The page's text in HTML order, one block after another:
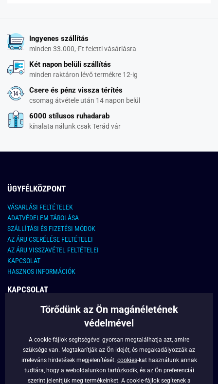
Ingyenes szállítás
minden 33.000,-Ft feletti vásárlásra
Két napon belüli szállítás
minden raktáron lévő termékre 12-ig
Csere és pénz vissza térítés
csomag átvétele után 14 napon belül
6000 stílusos ruhadarab
kínalata nálunk csak Terád vár
ÜGYFÉLKÖZPONT
VÁSARLÁSI FELTÉTELEK
ADATVÉDELEM TÁROLÁSA
SZÁLLÍTÁSI ÉS FIZETÉSI MÓDOK
AZ ÁRU CSERÉLÉSE FELTÉTELEI
AZ ÁRU VISSZAVÉTEL FELTÉTELEI
KAPCSOLAT
HASZNOS INFORMÁCIÓK
KAPCSOLAT
E-MAIL CÍM:
FONTOS INFORMÁCIÓK
RÓLUNK
BLOG
Törődünk az Ön magánéletének
védelmével
A cookie-fájlok segítségével gyorsan megtalálhatja azt, amire
szüksége van. Megtakarítják az Ön idejét, és megakadályozzák az
irreleváns hirdetések megjelenítését. cookies-kat használunk annak
tudtára, hogy a weboldalunkon tartózkodik, és az Ön preferenciái
szerint jelenítjük meg termékeinket. A cookie-fájlok segítenek a